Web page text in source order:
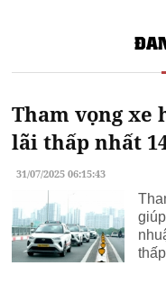
Tham vọng xe
lãi thấp nhất
31/07/2025 06:15:43